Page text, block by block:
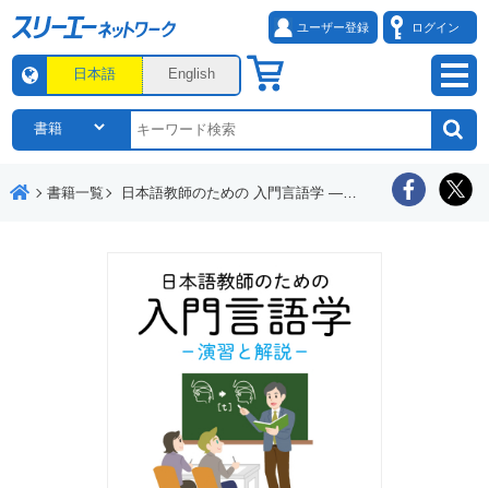
ユーザー登録 ログイン
日本語 English
書籍一覧 日本語教師のための 入門言語学 ―演習と解説―